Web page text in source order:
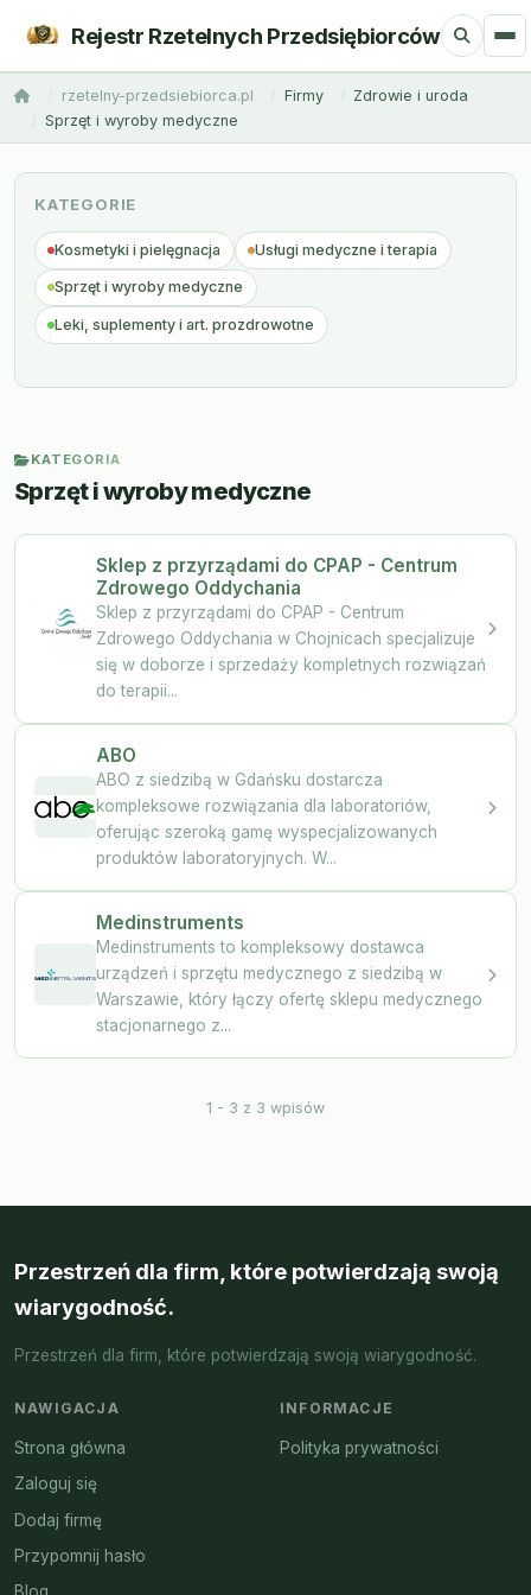
Rejestr Rzetelnych Przedsiębiorców
rzetelny-przedsiebiorca.pl Firmy
Zdrowie i uroda
Sprzęt i wyroby medyczne
KATEGORIE
Kosmetyki i pielęgnacja Usługi medyczne i terapia
Sprzęt i wyroby medyczne
Leki, suplementy i art. prozdrowotne
KATEGORIA
Sprzęt i wyroby medyczne
Sklep z przyrządami do CPAP - Centrum
Zdrowego Oddychania
Sklep z przyrządami do CPAP - Centrum
Zdrowego Oddychania w Chojnicach specjalizuje
się w doborze i sprzedaży kompletnych rozwiązań
do terapii...
ABO
ABO z siedzibą w Gdańsku dostarcza
kompleksowe rozwiązania dla laboratoriów,
oferując szeroką gamę wyspecjalizowanych
produktów laboratoryjnych. W...
Medinstruments
Medinstruments to kompleksowy dostawca
urządzeń i sprzętu medycznego z siedzibą w
Warszawie, który łączy ofertę sklepu medycznego
stacjonarnego z...
1 - 3 z 3 wpisów
Przestrzeń dla firm, które potwierdzają swoją
wiarygodność.
Przestrzeń dla firm, które potwierdzają swoją wiarygodność.
NAWIGACJA
Strona główna
Zaloguj się
Dodaj firmę
Przypomnij hasło
INFORMACJE
Polityka prywatności